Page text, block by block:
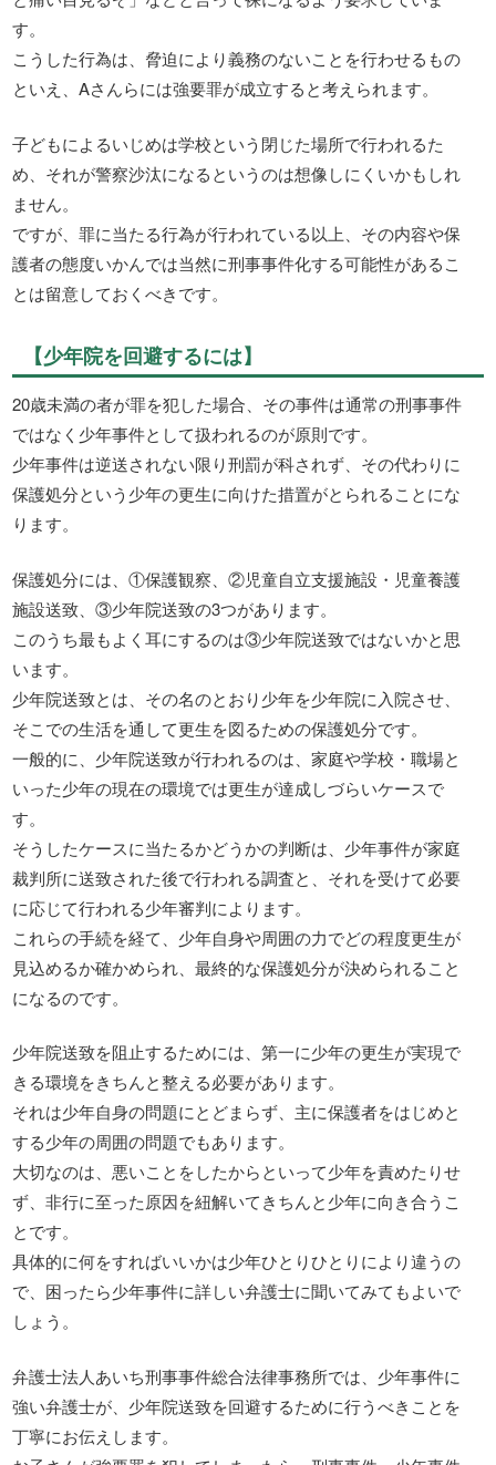
す。
こうした行為は、脅迫により義務のないことを行わせるもの
といえ、Aさんらには強要罪が成立すると考えられます。
子どもによるいじめは学校という閉じた場所で行われるた
め、それが警察沙汰になるというのは想像しにくいかもしれ
ません。
ですが、罪に当たる行為が行われている以上、その内容や保
護者の態度いかんでは当然に刑事事件化する可能性があるこ
とは留意しておくべきです。
【少年院を回避するには】
20歳未満の者が罪を犯した場合、その事件は通常の刑事事件
ではなく少年事件として扱われるのが原則です。
少年事件は逆送されない限り刑罰が科されず、その代わりに
保護処分という少年の更生に向けた措置がとられることにな
ります。
保護処分には、①保護観察、②児童自立支援施設・児童養護
施設送致、③少年院送致の3つがあります。
このうち最もよく耳にするのは③少年院送致ではないかと思
います。
少年院送致とは、その名のとおり少年を少年院に入院させ、
そこでの生活を通して更生を図るための保護処分です。
一般的に、少年院送致が行われるのは、家庭や学校・職場と
いった少年の現在の環境では更生が達成しづらいケースで
す。
そうしたケースに当たるかどうかの判断は、少年事件が家庭
裁判所に送致された後で行われる調査と、それを受けて必要
に応じて行われる少年審判によります。
これらの手続を経て、少年自身や周囲の力でどの程度更生が
見込めるか確かめられ、最終的な保護処分が決められること
になるのです。
少年院送致を阻止するためには、第一に少年の更生が実現で
きる環境をきちんと整える必要があります。
それは少年自身の問題にとどまらず、主に保護者をはじめと
する少年の周囲の問題でもあります。
大切なのは、悪いことをしたからといって少年を責めたりせ
ず、非行に至った原因を紐解いてきちんと少年に向き合うこ
とです。
具体的に何をすればいいかは少年ひとりひとりにより違うの
で、困ったら少年事件に詳しい弁護士に聞いてみてもよいで
しょう。
弁護士法人あいち刑事事件総合法律事務所では、少年事件に
強い弁護士が、少年院送致を回避するために行うべきことを
丁寧にお伝えします。